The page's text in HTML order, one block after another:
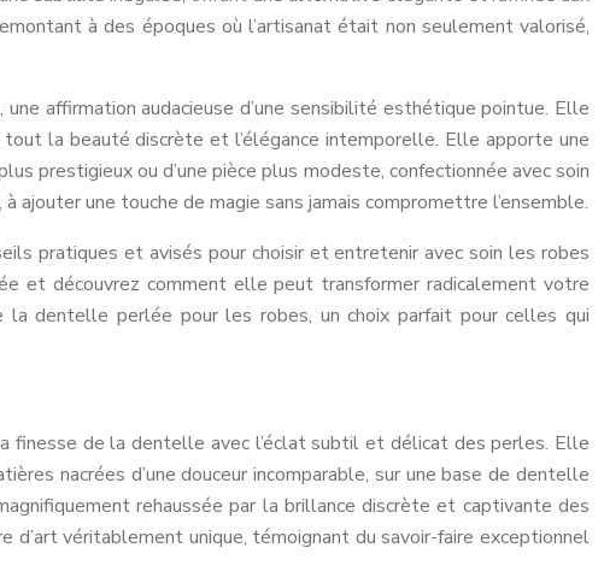
à des époques où l’artisanat était non seulement valorisé,
affirmation audacieuse d’une sensibilité esthétique pointue. Elle
la beauté discrète et l’élégance intemporelle. Elle apporte une
prestigieux ou d’une pièce plus modeste, confectionnée avec soin
ajouter une touche de magie sans jamais compromettre l’ensemble.
pratiques et avisés pour choisir et entretenir avec soin les robes
et découvrez comment elle peut transformer radicalement votre
dentelle perlée pour les robes, un choix parfait pour celles qui
finesse de la dentelle avec l’éclat subtil et délicat des perles. Elle
nacrées d’une douceur incomparable, sur une base de dentelle
rehaussée par la brillance discrète et captivante des
d’art véritablement unique, témoignant du savoir-faire exceptionnel